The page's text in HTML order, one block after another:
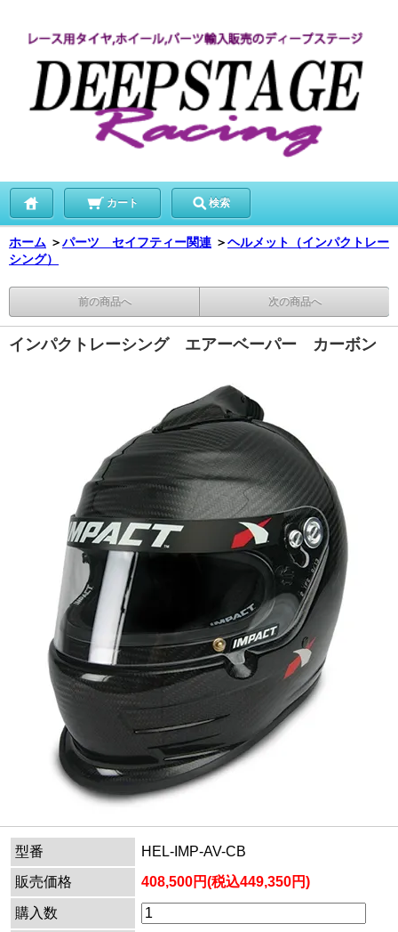
カート 検索
ホーム ＞パーツ セイフティー関連 ＞ヘルメット（インパクトレー
シング）
前の商品へ 次の商品へ
インパクトレーシング エアーベーパー カーボン
型番
HEL-IMP-AV-CB
販売価格
408,500円(税込449,350円)
購入数